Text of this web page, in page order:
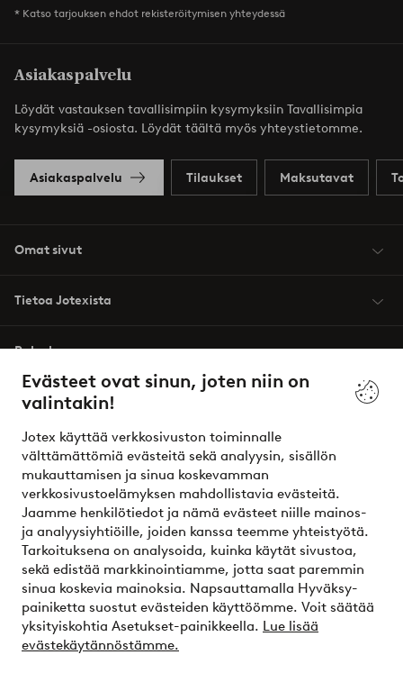
Evästeet ovat sinun, joten niin on
valintakin!
Jotex käyttää verkkosivuston toiminnalle
välttämättömiä evästeitä sekä analyysin, sisällön
mukauttamisen ja sinua koskevamman
verkkosivustoelämyksen mahdollistavia evästeitä.
Jaamme henkilötiedot ja nämä evästeet niille mainos-
ja analyysiyhtiöille, joiden kanssa teemme yhteistyötä.
Tarkoituksena on analysoida, kuinka käytät sivustoa,
sekä edistää markkinointiamme, jotta saat paremmin
sinua koskevia mainoksia. Napsauttamalla Hyväksy-
painiketta suostut evästeiden käyttöömme. Voit säätää
yksityiskohtia Asetukset-painikkeella. Lue lisää
evästekäytännöstämme.
* Katso tarjouksen ehdot rekisteröitymisen yhteydessä
Asiakaspalvelu
Löydät vastauksen tavallisimpiin kysymyksiin Tavallisimpia
kysymyksiä -osiosta. Löydät täältä myös yhteystietomme.
Asiakaspalvelu Tilaukset Maksutavat
Omat sivut
Tietoa Jotexista
Palvelumme
Ehdot
Ystävät
Turvalliset maksut – maksa nyt tai erissä
Haluatko tietää lisää maksuvaihtoehdoistamme?
elpy